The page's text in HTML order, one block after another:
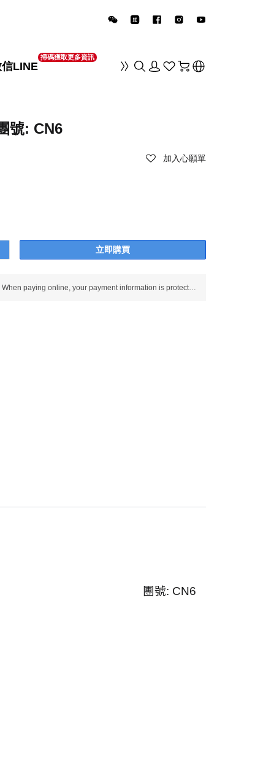
信LINE
掃碼獲取更多資訊
號: CN6
加入心願單
立即購買
Use SSL protocol to ensure payment security. When paying online, your payment information is protected.
團號: CN6